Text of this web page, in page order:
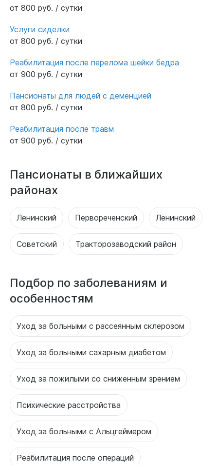
от 800 руб. / сутки
Услуги сиделки
от 800 руб. / сутки
Реабилитация после перелома шейки бедра
от 900 руб. / сутки
Пансионаты для людей с деменцией
от 800 руб. / сутки
Реабилитация после травм
от 900 руб. / сутки
Пансионаты в ближайших
районах
Ленинский Первореченский Ленинский
Советский Тракторозаводский район
Подбор по заболеваниям и
особенностям
Уход за больными с рассеянным склерозом
Уход за больными сахарным диабетом
Уход за пожилыми со сниженным зрением
Психические расстройства
Уход за больными с Альцгеймером
Реабилитация после операций